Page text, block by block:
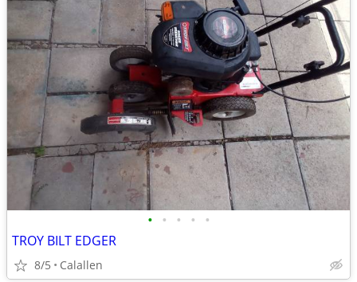
• • • • •
TROY BILT EDGER
8/5 Calallen